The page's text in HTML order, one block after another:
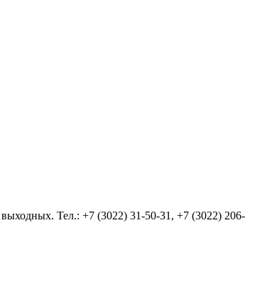
Тел.: +7 (3022) 31-50-31, +7 (3022) 206-